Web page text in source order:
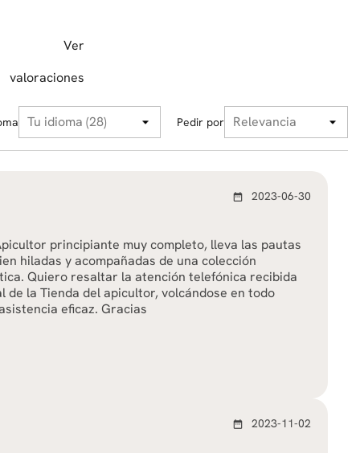
Ver
valoraciones
Pedir por
date_range 2023-06-30
principiante muy completo, lleva las pautas
hiladas y acompañadas de una colección
Quiero resaltar la atención telefónica recibida
de la Tienda del apicultor, volcándose en todo
eficaz. Gracias
date_range 2023-11-02